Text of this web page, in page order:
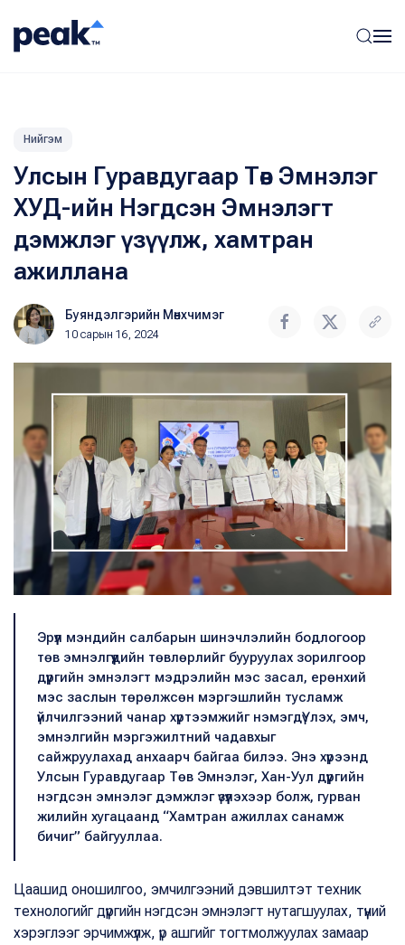
Нийгэм
Улсын Гуравдугаар Төв Эмнэлэг
ХУД-ийн Нэгдсэн Эмнэлэгт
дэмжлэг үзүүлж, хамтран
ажиллана
Буяндэлгэрийн Мөнхчимэг
10 сарын 16, 2024
Эрүүл мэндийн салбарын шинэчлэлийн бодлогоор
төв эмнэлгүүдийн төвлөрлийг бууруулах зорилгоор
дүүргийн эмнэлэгт мэдрэлийн мэс засал, ерөнхий
мэс заслын төрөлжсөн мэргэшлийн тусламж
үйлчилгээний чанар хүртээмжийг нэмэгдүҮлэх, эмч,
эмнэлгийн мэргэжилтний чадавхыг
сайжруулахад анхаарч байгаа билээ. Энэ хүрээнд
Улсын Гуравдугаар Төв Эмнэлэг, Хан-Уул дүүргийн
нэгдсэн эмнэлэг дэмжлэг үзүүлэхээр болж, гурван
жилийн хугацаанд “Хамтран ажиллах санамж
бичиг” байгууллаа.
Цаашид оношилгоо, эмчилгээний дэвшилтэт техник
технологийг дүүргийн нэгдсэн эмнэлэгт нутагшуулах, түүний
хэрэглээг эрчимжүүлж, үр ашгийг тогтмолжуулах замаар